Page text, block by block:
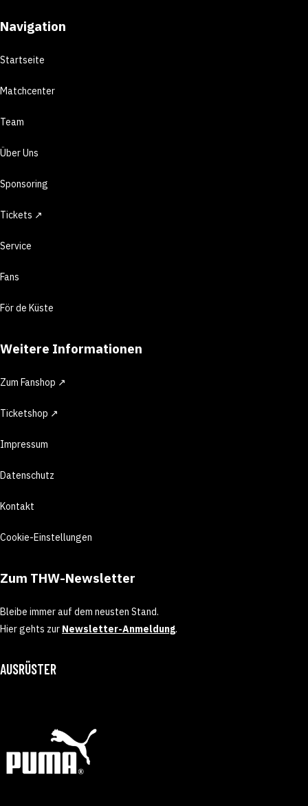
Navigation
Startseite
Matchcenter
Team
Über Uns
Sponsoring
Tickets ↗
Service
Fans
För de Küste
Weitere Informationen
Zum Fanshop ↗
Ticketshop ↗
Impressum
Datenschutz
Kontakt
Cookie-Einstellungen
Zum THW-Newsletter
Bleibe immer auf dem neusten Stand.
Hier gehts zur Newsletter-Anmeldung.
AUSRÜSTER